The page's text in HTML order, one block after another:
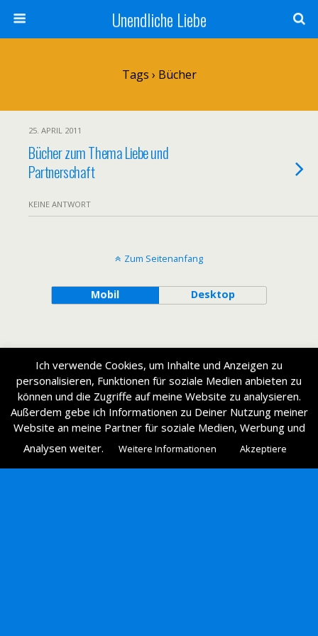
Unendliche Liebe
Tags › Bücher
25. APRIL 2011
Bücher zum Thema Liebe und
Partnerschaft
KEINE ANTWORT
Zum Seitenanfang
Mobil Desktop
Ich verwende Cookies, um Inhalte und Anzeigen zu
personalisieren, Funktionen für soziale Medien anbieten zu
können und die Zugriffe auf meine Website zu analysieren.
Außerdem gebe ich Informationen zu Deiner Nutzung meiner
Website an meine Partner für soziale Medien, Werbung und
Analysen weiter.
Weitere Informationen Akzeptiere